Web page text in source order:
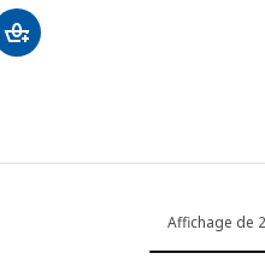
Affichage de